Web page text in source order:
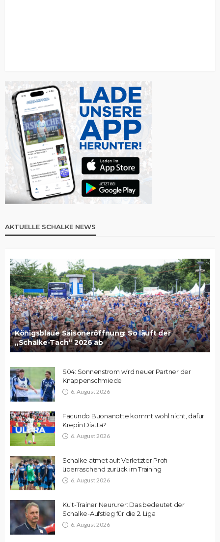
AKTUELLE SCHALKE NEWS
Königsblaue Saisoneröffnung: So läuft der
„Schalke-Tach“ 2026 ab
S04: Sonnenstrom wird neuer Partner der
Knappenschmiede
6. August 2026
Facundo Buonanotte kommt wohl nicht, dafür
Krepin Diatta?
6. August 2026
Schalke atmet auf: Verletzter Profi
überraschend zurück im Training
6. August 2026
Kult-Trainer Neururer: Das bedeutet der
Schalke-Aufstieg für die 2. Liga
6. August 2026